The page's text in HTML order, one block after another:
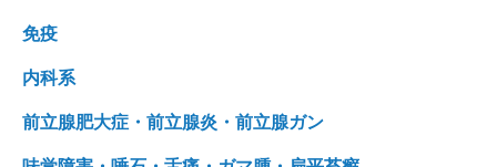
免疫
内科系
前立腺肥大症・前立腺炎・前立腺ガン